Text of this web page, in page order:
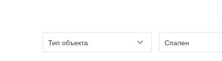
Тип объекта Спален